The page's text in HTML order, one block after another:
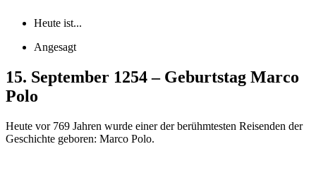
Heute ist...
Angesagt
15. September 1254 – Geburtstag Marco
Polo
Heute vor 769 Jahren wurde einer der berühmtesten Reisenden der
Geschichte geboren: Marco Polo.